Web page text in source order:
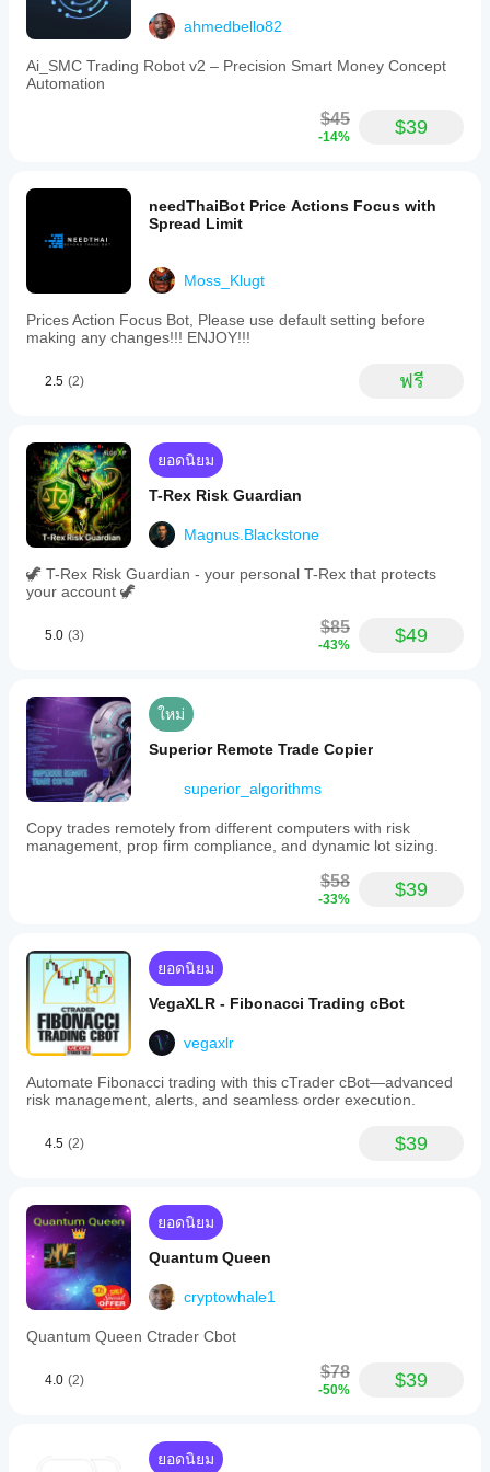
ahmedbello82
Ai_SMC Trading Robot v2 – Precision Smart Money Concept
Automation
$45
-14% $39
needThaiBot Price Actions Focus with
Spread Limit
Moss_Klugt
Prices Action Focus Bot, Please use default setting before
making any changes!!! ENJOY!!!
2.5 (2) ฟรี
ยอดนิยม
T-Rex Risk Guardian
Magnus.Blackstone
🦖 T-Rex Risk Guardian - your personal T-Rex that protects
your account 🦖
5.0 (3) $85
-43% $49
ใหม่
Superior Remote Trade Copier
superior_algorithms
Copy trades remotely from different computers with risk
management, prop firm compliance, and dynamic lot sizing.
$58
-33% $39
ยอดนิยม
VegaXLR - Fibonacci Trading cBot
vegaxlr
Automate Fibonacci trading with this cTrader cBot—advanced
risk management, alerts, and seamless order execution.
4.5 (2) $39
ยอดนิยม
Quantum Queen
cryptowhale1
Quantum Queen Ctrader Cbot
4.0 (2) $78
-50% $39
ยอดนิยม